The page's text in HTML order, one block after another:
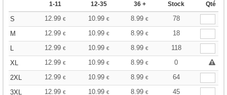
1-11 12-35 36 + Stock Qté
S 12.99 € 10.99 € 8.99 €
78
M
12.99 € 10.99 € 8.99 €
18
L
12.99 € 10.99 € 8.99 €
118
XL
12.99 € 10.99 € 8.99 €
0
2XL
12.99 € 10.99 € 8.99 €
64
3XL
12.99 € 10.99 € 8.99 € 45